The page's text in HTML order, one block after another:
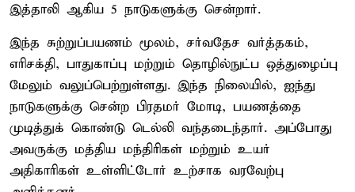
இத்தாலி ஆகிய 5 நாடுகளுக்கு சென்றார்.
இந்த சுற்றுப்பயணம் மூலம், சர்வதேச வர்த்தகம்,
எரிசக்தி, பாதுகாப்பு மற்றும் தொழில்நுட்ப ஒத்துழைப்பு
மேலும் வலுப்பெற்றுள்ளது. இந்த நிலையில், ஐந்து
நாடுகளுக்கு சென்ற பிரதமர் மோடி, பயணத்தை
முடித்துக் கொண்டு டெல்லி வந்தடைந்தார். அப்போது
அவருக்கு மத்திய மந்திரிகள் மற்றும் உயர்
அதிகாரிகள் உள்ளிட்டோர் உற்சாக வரவேற்பு